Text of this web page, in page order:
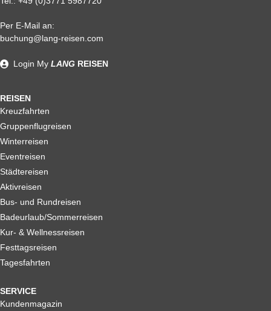
Alle weiteren Stronierungsbedingungen entnehmen Sie bitte
unseren AGB. Wir empfehlen Ihnen den Abschluss einer
Reiserücktrittskostenversicherung
Per E-Mail an:
buchung@lang-reisen.com
REISEN
Kreuzfahrten
Gruppenflugreisen
Winterreisen
Eventreisen
Städtereisen
Aktivreisen
Bus- und Rundreisen
Badeurlaub/Sommerreisen
Kur- & Wellnessreisen
Festtagsreisen
Tagesfahrten
SERVICE
Kundenmagazin
Login My LANG REISEN